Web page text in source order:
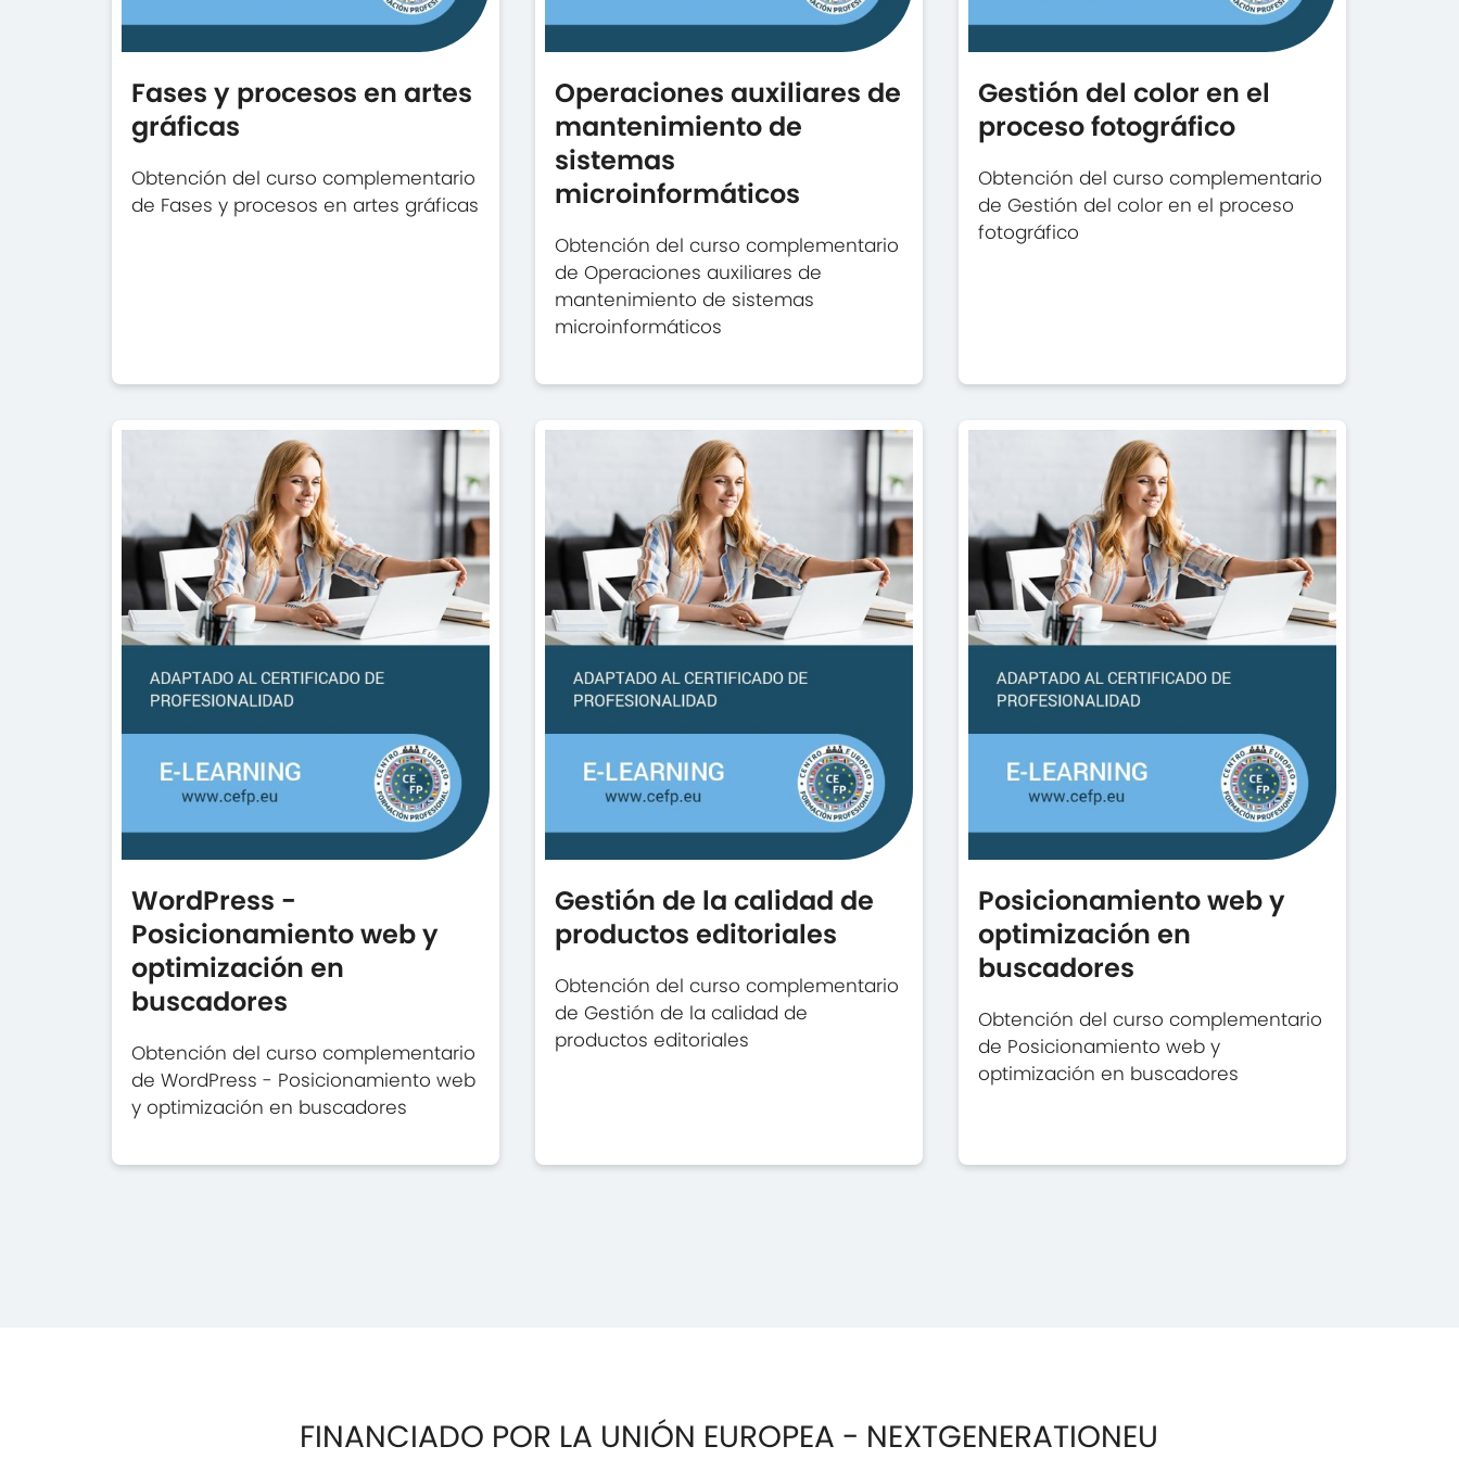
Fases y procesos en artes
gráficas
Obtención del curso complementario
de Fases y procesos en artes gráficas
Operaciones auxiliares de
mantenimiento de
sistemas
microinformáticos
Obtención del curso complementario
de Operaciones auxiliares de
mantenimiento de sistemas
microinformáticos
Gestión del color en el
proceso fotográfico
Obtención del curso complementario
de Gestión del color en el proceso
fotográfico
WordPress -
Posicionamiento web y
optimización en
buscadores
Obtención del curso complementario
de WordPress - Posicionamiento web
y optimización en buscadores
Gestión de la calidad de
productos editoriales
Obtención del curso complementario
de Gestión de la calidad de
productos editoriales
Posicionamiento web y
optimización en
buscadores
Obtención del curso complementario
de Posicionamiento web y
optimización en buscadores
FINANCIADO POR LA UNIÓN EUROPEA - NEXTGENERATIONEU